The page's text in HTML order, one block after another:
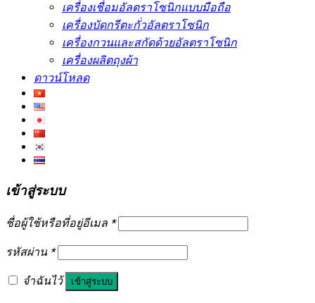
เครื่องเชื่อมอัลตราโซนิกแบบมือถือ
เครื่องบัดกรีตะกั่วอัลตราโซนิก
เครื่องกวนและสกัดด้วยอัลตราโซนิก
เครื่องผลิตถุงผ้า
ดาวน์โหลด
เข้าสู่ระบบ
ชื่อผู้ใช้หรือที่อยู่อีเมล *
รหัสผ่าน *
จำฉันไว้ เข้าสู่ระบบ